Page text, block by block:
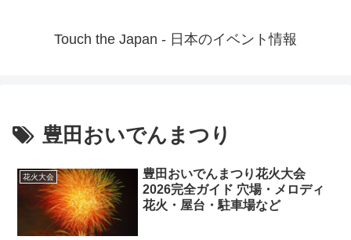
Touch the Japan - 日本のイベント情報
豊田おいでんまつり
花火大会
豊田おいでんまつり花火大会
2026完全ガイド 穴場・メロディ
花火・屋台・駐車場など